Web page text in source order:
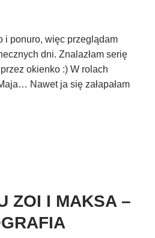
i ponuro, więc przeglądam
dni. Znalazłam serię
okienko :) W rolach
Nawet ja się załapałam
ZOI I MAKSA –